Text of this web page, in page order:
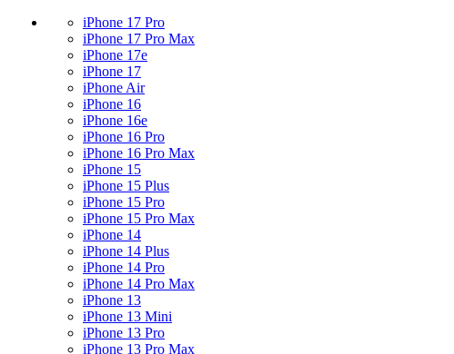
iPhone 17 Pro
iPhone 17 Pro Max
iPhone 17e
iPhone 17
iPhone Air
iPhone 16
iPhone 16e
iPhone 16 Pro
iPhone 16 Pro Max
iPhone 15
iPhone 15 Plus
iPhone 15 Pro
iPhone 15 Pro Max
iPhone 14
iPhone 14 Plus
iPhone 14 Pro
iPhone 14 Pro Max
iPhone 13
iPhone 13 Mini
iPhone 13 Pro
iPhone 13 Pro Max